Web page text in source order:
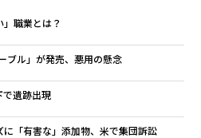
職業とは？
ブル」が発売、悪用の懸念
で遺跡出現
「有害な」添加物、米で集団訴訟